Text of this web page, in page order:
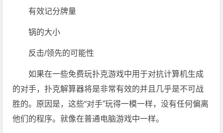
有效记分牌量
锅的大小
反击/领先的可能性
如果在一些免费玩扑克游戏中用于对抗计算机生成
的对手，扑克解算器将是非常有效的并且几乎是不可战
胜的。原因是，这些“对手”玩得一模一样，没有任何偏离
他们的程序。就像在普通电脑游戏中一样。